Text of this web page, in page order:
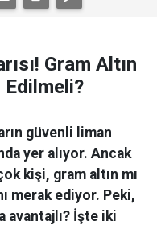
Gram Altın
Edilmeli?
güvenli liman
yer alıyor. Ancak
kişi, gram altın mı
merak ediyor. Peki,
avantajlı? İşte iki